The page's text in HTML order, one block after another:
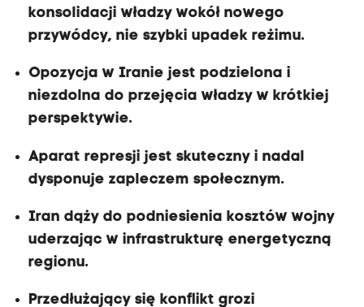
konsolidacji władzy wokół nowego
przywódcy, nie szybki upadek reżimu.
Opozycja w Iranie jest podzielona i
niezdolna do przejęcia władzy w krótkiej
perspektywie.
Aparat represji jest skuteczny i nadal
dysponuje zapleczem społecznym.
Iran dąży do podniesienia kosztów wojny
uderzając w infrastrukturę energetyczną
regionu.
Przedłużający się konflikt grozi